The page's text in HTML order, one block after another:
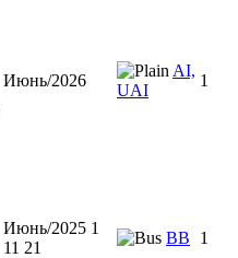
Июнь/2026
AI,
UAI
1
Июнь/2025 1
11 21
BB 1